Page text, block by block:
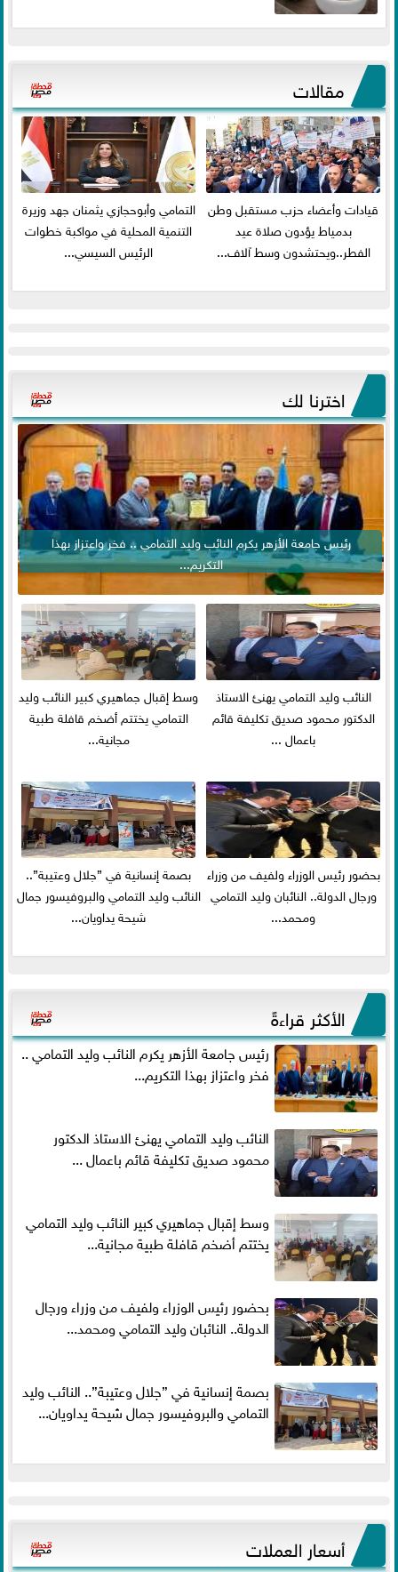
مقالات
قيادات وأعضاء حزب مستقبل وطن
بدمياط يؤدون صلاة عيد
الفطر..ويحتشدون وسط آلاف...
التمامي وأبوحجازي يثمنان جهد وزيرة
التنمية المحلية في مواكبة خطوات
الرئيس السيسي...
اخترنا لك
رئيس جامعة الأزهر يكرم النائب وليد التمامي .. فخر واعتزاز بهذا
التكريم...
النائب وليد التمامي يهنئ الاستاذ
الدكتور محمود صديق تكليفة قائم
باعمال ...
وسط إقبال جماهيري كبير النائب وليد
التمامي يختتم أضخم قافلة طبية
مجانية...
بحضور رئيس الوزراء ولفيف من وزراء
ورجال الدولة.. النائبان وليد التمامي
ومحمد...
بصمة إنسانية في ”جلال وعتيبة”..
النائب وليد التمامي والبروفيسور جمال
شيحة يداويان...
الأكثر قراءةً
رئيس جامعة الأزهر يكرم النائب وليد التمامي ..
فخر واعتزاز بهذا التكريم...
النائب وليد التمامي يهنئ الاستاذ الدكتور
محمود صديق تكليفة قائم باعمال ...
وسط إقبال جماهيري كبير النائب وليد التمامي
يختتم أضخم قافلة طبية مجانية...
بحضور رئيس الوزراء ولفيف من وزراء ورجال
الدولة.. النائبان وليد التمامي ومحمد...
بصمة إنسانية في ”جلال وعتيبة”.. النائب وليد
التمامي والبروفيسور جمال شيحة يداويان...
أسعار العملات